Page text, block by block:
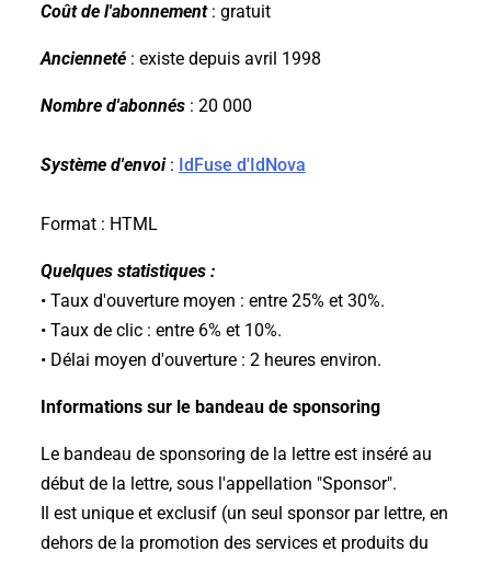
Coût de l'abonnement : gratuit
Ancienneté: existe depuis avril 1998
Nombre d'abonnés: 20 000
Système d'envoi: IdFuse d'IdNova
Format : HTML
Quelques statistiques :
• Taux d'ouverture moyen : entre 25% et 30%.
• Taux de clic : entre 6% et 10%.
• Délai moyen d'ouverture : 2 heures environ.
Informations sur le bandeau de sponsoring
Le bandeau de sponsoring de la lettre est inséré au
début de la lettre, sous l'appellation "Sponsor".
Il est unique et exclusif (un seul sponsor par lettre, en
dehors de la promotion des services et produits du